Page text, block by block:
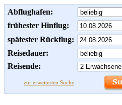
Abflughafen:
frühester Hinflug:
spätester Rückflug:
Reisedauer:
Reisende:
zur erweiterten Suche